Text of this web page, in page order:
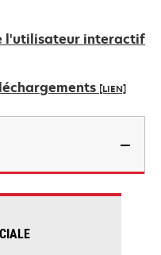
l'utilisateur interactif
[LIEN]